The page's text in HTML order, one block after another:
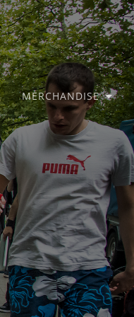
MERCHANDISE